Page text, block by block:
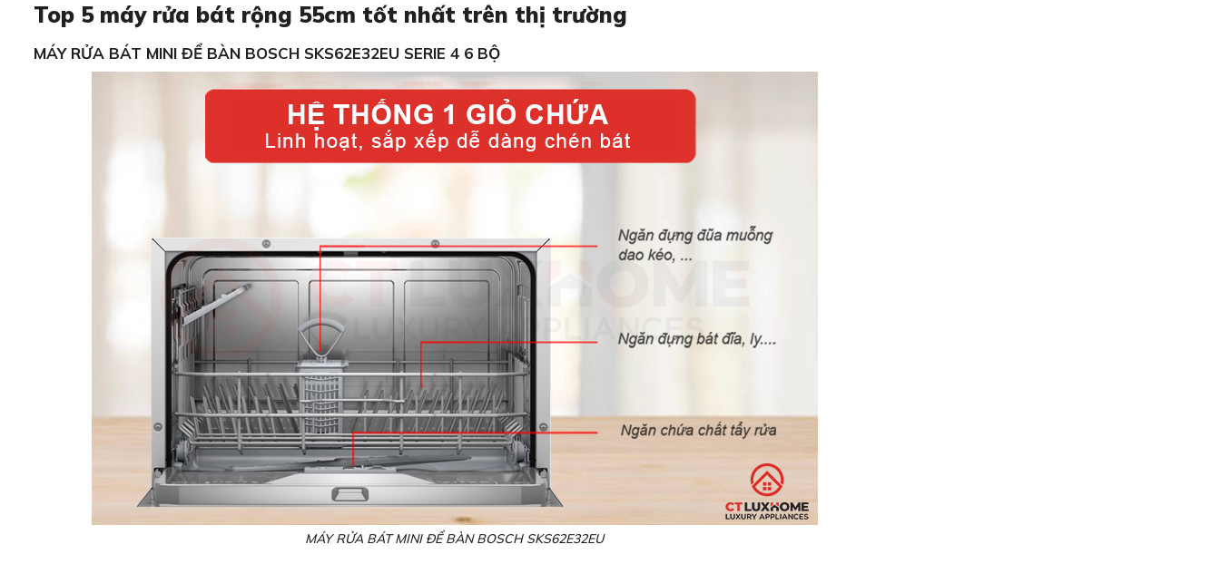
Top 5 máy rửa bát rộng 55cm tốt nhất trên thị trường
MÁY RỬA BÁT MINI ĐỂ BÀN BOSCH SKS62E32EU SERIE 4 6 BỘ
MÁY RỬA BÁT MINI ĐỂ BÀN BOSCH SKS62E32EU